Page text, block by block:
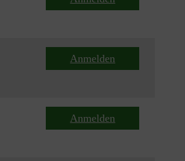
Anmelden
Anmelden